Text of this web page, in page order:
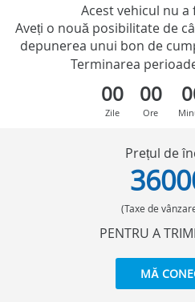
Acest vehicul nu
Aveți o nouă posibilitate de
depunerea unui bon de
Terminarea
00
Zile
00
Ore
Prețul de
(Taxe de
PENTRU A
MĂ